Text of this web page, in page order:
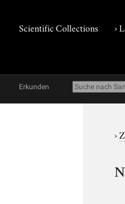
Scientific Collections ›
Erkunden
›